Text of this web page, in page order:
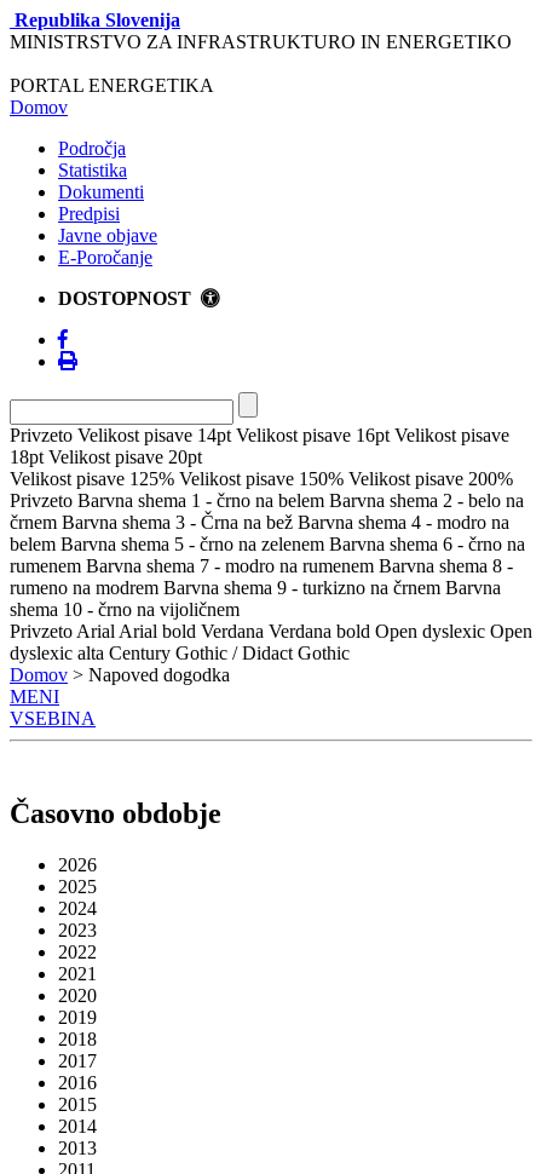
Republika Slovenija
MINISTRSTVO ZA INFRASTRUKTURO IN ENERGETIKO
PORTAL ENERGETIKA
Domov
Področja
Statistika
Dokumenti
Predpisi
Javne objave
E-Poročanje
DOSTOPNOST
Privzeto Velikost pisave 14pt Velikost pisave 16pt Velikost pisave
18pt Velikost pisave 20pt
Velikost pisave 125% Velikost pisave 150% Velikost pisave 200%
Privzeto Barvna shema 1 - črno na belem Barvna shema 2 - belo na
črnem Barvna shema 3 - Črna na bež Barvna shema 4 - modro na
belem Barvna shema 5 - črno na zelenem Barvna shema 6 - črno na
rumenem Barvna shema 7 - modro na rumenem Barvna shema 8 -
rumeno na modrem Barvna shema 9 - turkizno na črnem Barvna
shema 10 - črno na vijoličnem
Privzeto Arial Arial bold Verdana Verdana bold Open dyslexic Open
dyslexic alta Century Gothic / Didact Gothic
Domov > Napoved dogodka
MENI
VSEBINA
Časovno obdobje
2026
2025
2024
2023
2022
2021
2020
2019
2018
2017
2016
2015
2014
2013
2011